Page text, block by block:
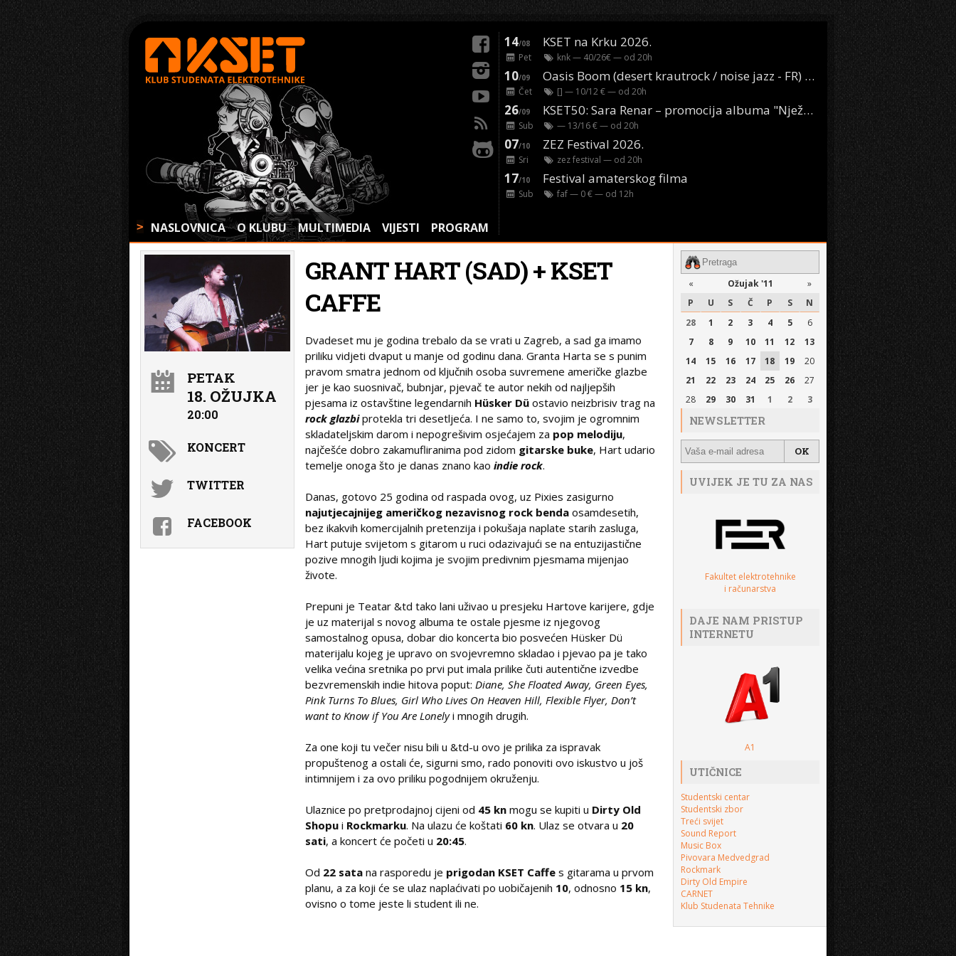
> NASLOVNICA O KLUBU MULTIMEDIA VIJESTI PROGRAM
14/08 KSET na Krku 2026.
Pet knk— 40/26€ — od 20h
10/09 Oasis Boom (desert krautrock / noise jazz - FR) @ KONTEJNER
Čet [] — 10/12 € — od 20h
26/09 KSET50: Sara Renar – promocija albuma "Nježne riječi" @ Močvara
Sub — 13/16 € — od 20h
07/10 ZEZ Festival 2026.
Sri zez festival — od 20h
17/10 Festival amaterskog filma
Sub faf— 0 € — od 12h
GRANT HART (SAD) + KSET
CAFFE
Dvadeset mu je godina trebalo da se vrati u Zagreb, a sad ga imamo
priliku vidjeti dvaput u manje od godinu dana. Granta Harta se s punim
pravom smatra jednom od ključnih osoba suvremene američke glazbe
jer je kao suosnivač, bubnjar, pjevač te autor nekih od najljepših
pjesama iz ostavštine legendarnih Hüsker Düostavio neizbrisiv trag na
rock glazbiprotekla tri desetljeća. I ne samo to, svojim je ogromnim
skladateljskim darom i nepogrešivim osjećajem za pop melodiju,
najčešće dobro zakamufliranima pod zidom gitarske buke, Hart udario
temelje onoga što je danas znano kaoindie rock.
Danas, gotovo 25 godina od raspada ovog, uz Pixies zasigurno
najutjecajnijeg američkog nezavisnog rock benda osamdesetih,
bez ikakvih komercijalnih pretenzija i pokušaja naplate starih zasluga,
Hart putuje svijetom s gitarom u ruci odazivajući se na entuzijastične
pozive mnogih ljudi kojima je svojim predivnim pjesmama mijenjao
živote.
Prepuni je Teatar &td tako lani uživao u presjeku Hartove karijere, gdje
je uz materijal s novog albuma te ostale pjesme iz njegovog
samostalnog opusa, dobar dio koncerta bio posvećen Hüsker Dü
materijalu kojeg je upravo on svojevremno skladao i pjevao pa je tako
velika većina sretnika po prvi put imala prilike čuti autentične izvedbe
bezvremenskih indie hitova poput:Diane, She Floated Away, Green Eyes,
Pink Turns To Blues, Girl Who Lives On Heaven Hill, Flexible Flyer, Don’t
want to Know if You Are Lonelyi mnogih drugih.
Za one koji tu večer nisu bili u &td-u ovo je prilika za ispravak
propuštenog a ostali će, sigurni smo, rado ponoviti ovo iskustvo u još
intimnijem i za ovo priliku pogodnijem okruženju.
Ulaznice po pretprodajnoj cijeni od 45 kn mogu se kupiti u Dirty Old
Shopui Rockmarku. Na ulazu će koštati 60 kn. Ulaz se otvara u 20
sati, a koncert će početi u 20:45.
Od 22 sata na rasporedu je prigodan KSET Caffe s gitarama u prvom
planu, a za koji će se ulaz naplaćivati po uobičajenih 10, odnosno 15 kn,
ovisno o tome jeste li student ili ne.
PETAK
18. OŽUJKA
20:00
KONCERT
TWITTER
FACEBOOK
« Ožujak '11
»
P
U S Č P S
N
28
1 2 3 4 5
6
7
8 9 10 11 12
13
14
15 16 17 18 19
20
21
22 23 24 25 26
27
28
29 30 31 1 2 3
NEWSLETTER
UVIJEK JE TU ZA NAS
Fakultet elektrotehnike
i računarstva
DAJE NAM PRISTUP
INTERNETU
A1
UTIČNICE
Studentski centar
Studentski zbor
Treći svijet
Sound Report
Music Box
Pivovara Medvedgrad
Rockmark
Dirty Old Empire
CARNET
Klub Studenata Tehnike